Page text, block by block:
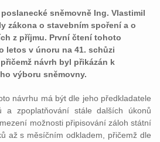
sněmovně Ing. Vlastimil
zákona o stavebním spoření a o
z příjmu. První čtení tohoto
letos v únoru na 41. schůzi
návrh byl přikázán k
výboru sněmovny.
návrhu má být dle jeho předkladatele
a zpoplatňování stále dalších úkonů
možnosti připisování záloh státní
až s měsíčním odkladem, přičemž dle